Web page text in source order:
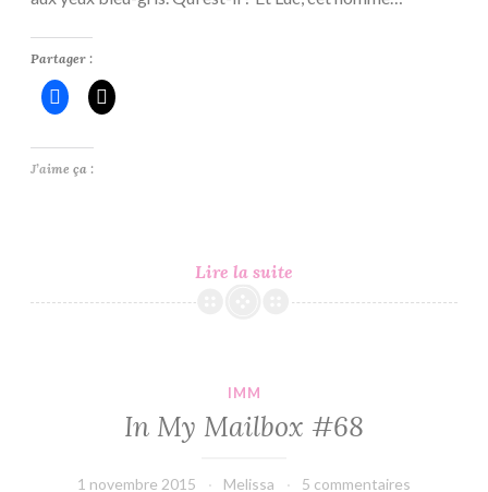
Lire la suite
#4
Partager :
J’aime ça :
IMM
In My Mailbox #68
1 novembre 2015 Melissa 5 commentaires